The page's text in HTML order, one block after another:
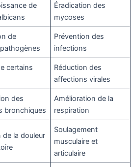
de
Éradication des
mycoses
de
Prévention des
infections
certains
Réduction des
affections virales
des
bronchiques
Amélioration de la
respiration
de la douleur
Soulagement
musculaire et
articulaire